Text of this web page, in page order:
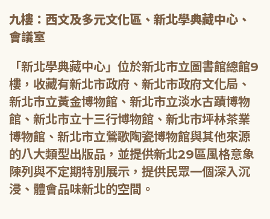
九樓：西文及多元文化區、新北學典藏中心、
會議室
「新北學典藏中心」位於新北市立圖書館總館9
樓，收藏有新北市政府、新北市政府文化局、
新北市立黃金博物館、新北市立淡水古蹟博物
館、新北市立十三行博物館、新北市坪林茶業
博物館、新北市立鶯歌陶瓷博物館與其他來源
的八大類型出版品，並提供新北29區風格意象
陳列與不定期特別展示，提供民眾一個深入沉
浸、體會品味新北的空間。